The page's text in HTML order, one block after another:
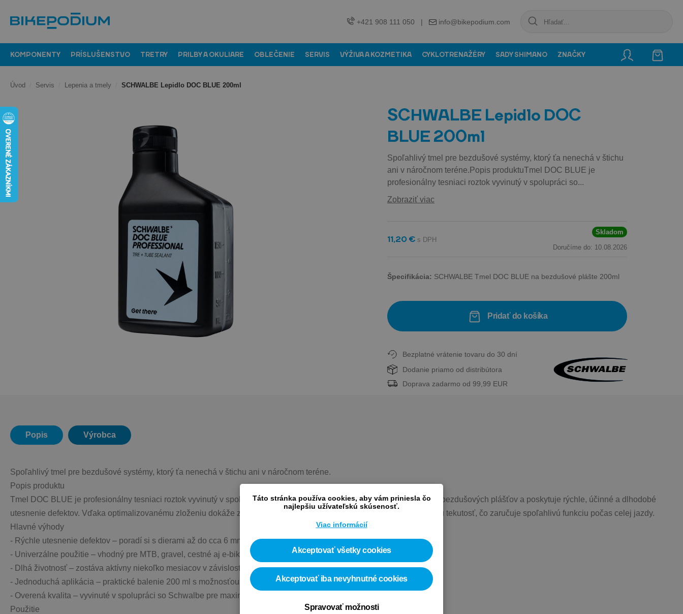
Táto stránka používa cookies, aby vám priniesla čo
najlepšiu užívateľskú skúsenosť.
Viac informácií
Akceptovať všetky cookies
Akceptovať iba nevyhnutné cookies
Spravovať možnosti
+421 908 111 050 | info@bikepodium.com
KOMPONENTY PRÍSLUŠENSTVO TRETRY PRILBY A OKULIARE OBLEČENIE SERVIS VÝŽIVA A KOZMETIKA CYKLOTRENAŽÉRY SADY SHIMANO ZNAČKY
Úvod Servis Lepenia a tmely SCHWALBE Lepidlo DOC BLUE 200ml
SCHWALBE Lepidlo DOC
BLUE 200ml
Spoľahlivý tmel pre bezdušové systémy, ktorý ťa nenechá v štichu
ani v náročnom teréne.Popis produktuTmel DOC BLUE je
profesionálny tesniaci roztok vyvinutý v spolupráci so...
Zobraziť viac
11,20 €
Skladom
Doručíme do: 10.08.2026
Špecifikácia: SCHWALBE Tmel DOC BLUE na bezdušové plášte 200ml
Pridať do košíka
Bezplatné vrátenie tovaru do 30 dní
Dodanie priamo od distribútora
Doprava zadarmo od 99,99 EUR
Popis Výrobca
Spoľahlivý tmel pre bezdušové systémy, ktorý ťa nenechá v štichu ani v náročnom teréne.
Popis produktu
Tmel DOC BLUE je profesionálny tesniaci roztok vyvinutý v spolupráci so značkou Schwalbe. Je určený pre všetky typy bezdušových plášťov a poskytuje rýchle, účinné a dlhodobé
utesnenie defektov. Vďaka optimalizovanému zloženiu dokáže zaceliť aj väčšie prierazy a zároveň si zachováva výbornu tekutosť, čo zaručuje spoľahlivú funkciu počas celej jazdy.
Hlavné výhody
- Rýchle utesnenie defektov – poradí si s dierami až do cca 6 mm.
- Univerzálne použitie – vhodný pre MTB, gravel, cestné aj e‑bike plášte.
- Dlhá životnosť – zostáva aktívny niekoľko mesiacov v závislosti od podmienok.
- Jednoduchá aplikácia – praktické balenie 200 ml s možnosťou dopĺňania cez ventil.
- Overená kvalita – vyvinuté v spolupráci so Schwalbe pre maximálnu spoľahlivosť.
Použitie